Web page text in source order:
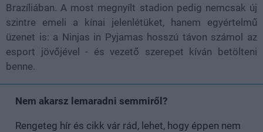
Brazíliában. A most megnyílt stadion pedig nemcsak új
szintre emeli a kínai jelenlétüket, hanem egyértelmű
üzenet is: a Ninjas in Pyjamas hosszú távon számol az
esport jövőjével - és vezető szerepet kíván betölteni
benne.
Nem akarsz lemaradni semmiről?
Rengeteg hír és cikk vár rád, lehet, hogy éppen nem